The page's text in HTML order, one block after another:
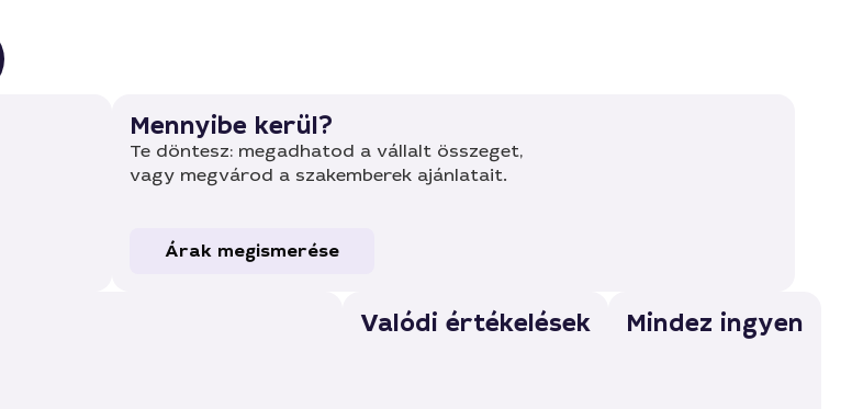
Mennyibe kerül?
Te döntesz: megadhatod a vállalt összeget,
vagy megvárod a szakemberek ajánlatait.
Árak megismerése
Valódi értékelések Mindez ingyen